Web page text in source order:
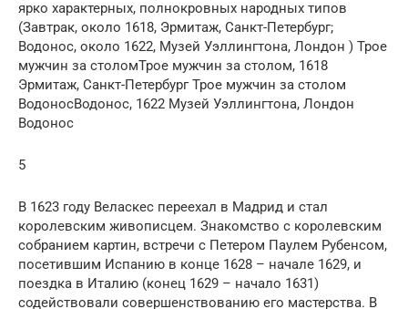
ярко характерных, полнокровных народных типов
(Завтрак, около 1618, Эрмитаж, Санкт-Петербург;
Водонос, около 1622, Музей Уэллингтона, Лондон ) Трое
мужчин за столомТрое мужчин за столом, 1618
Эрмитаж, Санкт-Петербург Трое мужчин за столом
ВодоносВодонос, 1622 Музей Уэллингтона, Лондон
Водонос
5
В 1623 году Веласкес переехал в Мадрид и стал
королевским живописцем. Знакомство с королевским
собранием картин, встречи с Петером Паулем Рубенсом,
посетившим Испанию в конце 1628 – начале 1629, и
поездка в Италию (конец 1629 – начало 1631)
содействовали совершенствованию его мастерства. В